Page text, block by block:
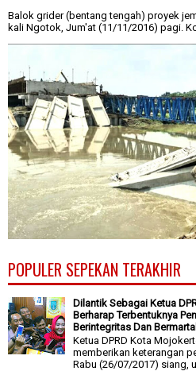
Balok grider (bentang tengah) proyek
kali Ngotok, Jum'at (11/11/2016) pagi.
POPULER SEPEKAN TERAKHIR
Dilantik Sebagai Ketua
Berharap Terbentuknya
Berintegritas Dan
Ketua DPRD Kota
memberikan keterangan
Rabu (26/07/2017) siang,